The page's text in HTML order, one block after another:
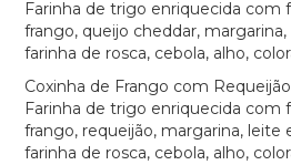
Farinha de trigo enriquecida
frango, queijo cheddar,
farinha de rosca, cebola, alho,
Coxinha de Frango com Requeijão
Farinha de trigo enriquecida
frango, requeijão, margarina,
farinha de rosca, cebola, alho,